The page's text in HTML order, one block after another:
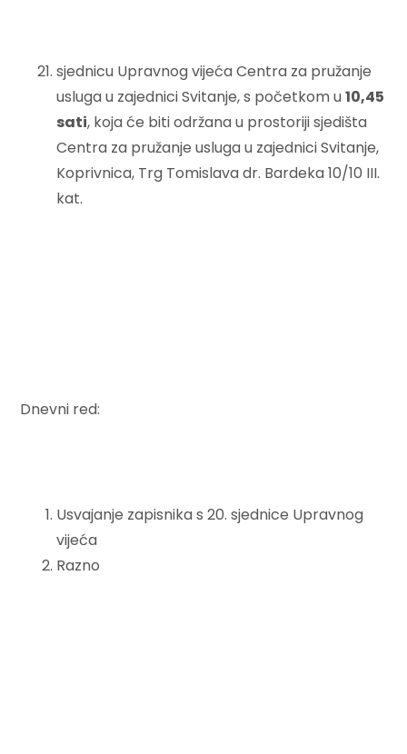
sjednicu Upravnog vijeća Centra za pružanje
usluga u zajednici Svitanje, s početkom u10,45
sati, koja će biti održana u prostoriji sjedišta
Centra za pružanje usluga u zajednici Svitanje,
Koprivnica, Trg Tomislava dr. Bardeka 10/10 III.
kat.
Dnevni red:
Usvajanje zapisnika s 20. sjednice Upravnog
vijeća
Razno